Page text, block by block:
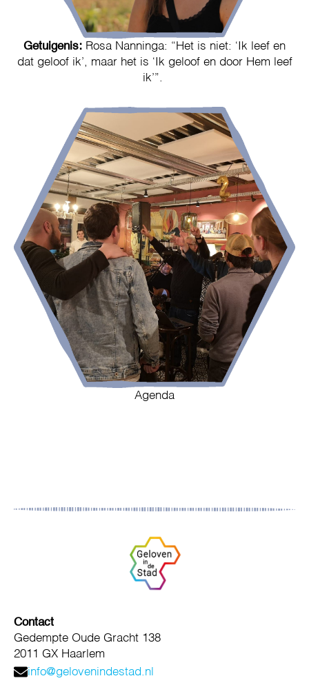
Getuigenis: Rosa Nanninga: “Het is niet: ‘Ik leef en
dat geloof ik’, maar het is ‘Ik geloof en door Hem leef
ik’”.
Agenda
Contact
Gedempte Oude Gracht 138
2011 GX Haarlem
info@gelovenindestad.nl